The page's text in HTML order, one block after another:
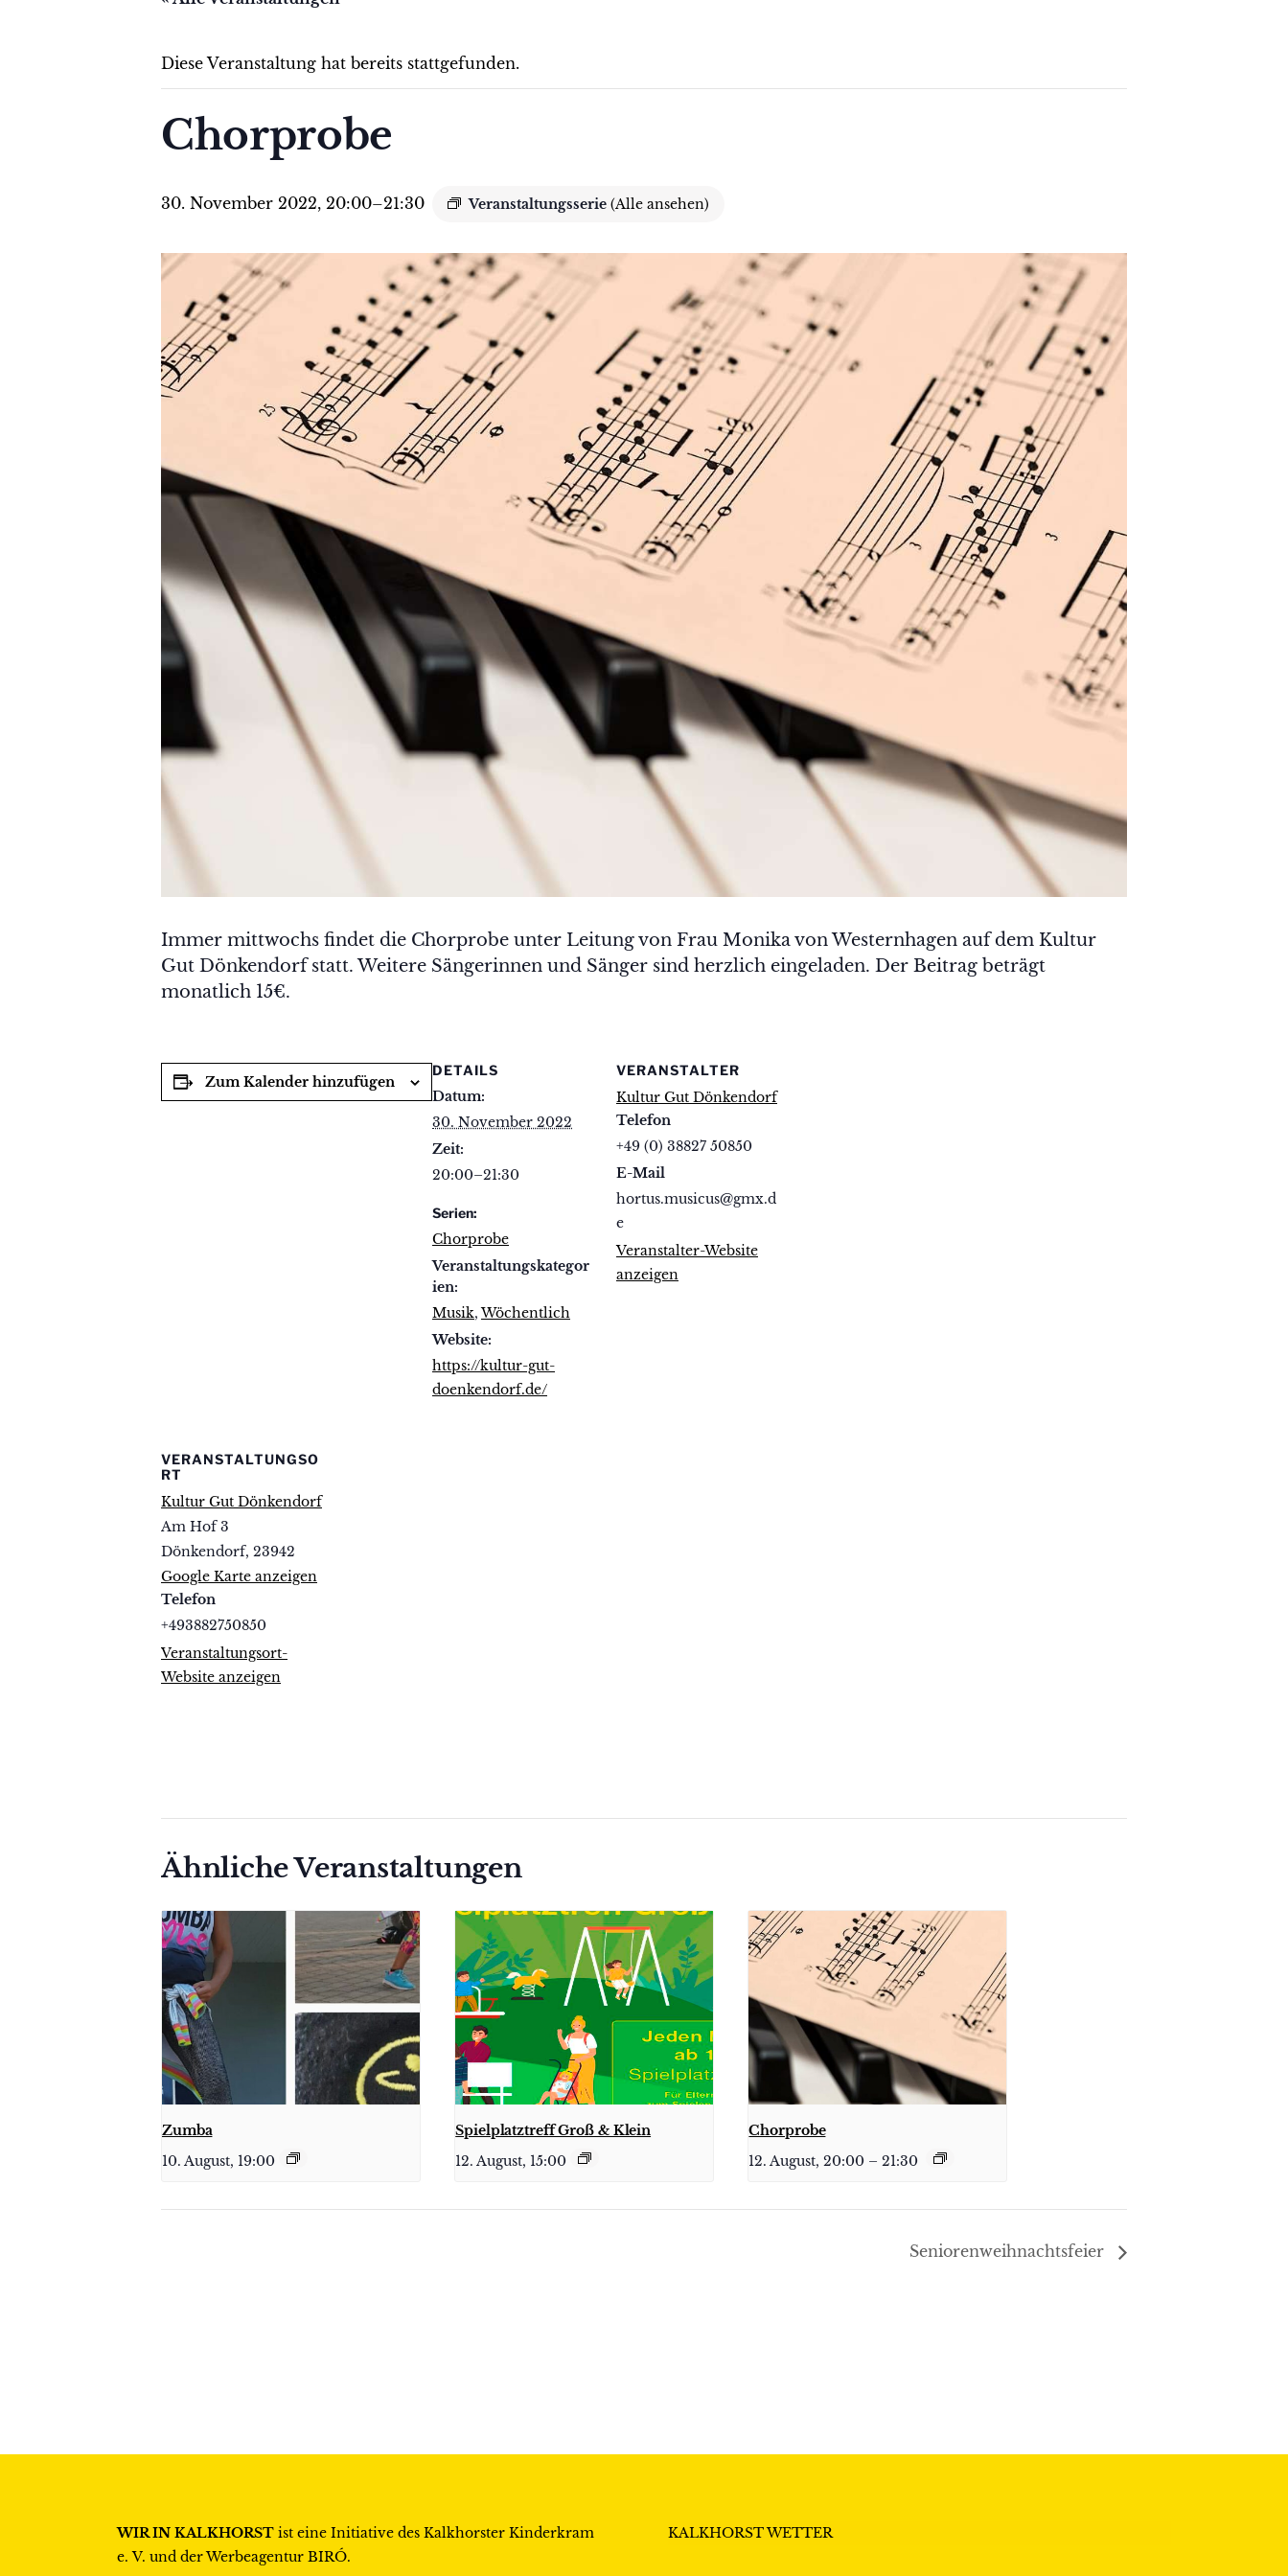
Diese Veranstaltung hat bereits stattgefunden.
Chorprobe
30. November 2022, 20:00–21:30 Veranstaltungsserie (Alle ansehen)
Immer mittwochs findet die Chorprobe unter Leitung von Frau Monika von Westernhagen auf dem Kultur
Gut Dönkendorf statt. Weitere Sängerinnen und Sänger sind herzlich eingeladen. Der Beitrag beträgt
monatlich 15€.
Zum Kalender hinzufügen
DETAILS
Datum:
30. November 2022
Zeit:
20:00–21:30
Serien:
Chorprobe
Veranstaltungskategor
ien:
Musik,Wöchentlich
Website:
https://kultur-gut-
doenkendorf.de/
VERANSTALTER
Kultur Gut Dönkendorf
Telefon
+49 (0) 38827 50850
E-Mail
hortus.musicus@gmx.d
e
Veranstalter-Website
anzeigen
VERANSTALTUNGSO
RT
Kultur Gut Dönkendorf
Am Hof 3
Dönkendorf, 23942
Google Karte anzeigen
Telefon
+493882750850
Veranstaltungsort-
Website anzeigen
Ähnliche Veranstaltungen
Zumba
10. August, 19:00
Spielplatztreff Groß & Klein
12. August, 15:00
Chorprobe
12. August, 20:00 – 21:30
Seniorenweihnachtsfeier
WIR IN KALKHORST ist eine Initiative des Kalkhorster Kinderkram
e. V. und der Werbeagentur BIRÓ.
KALKHORST WETTER